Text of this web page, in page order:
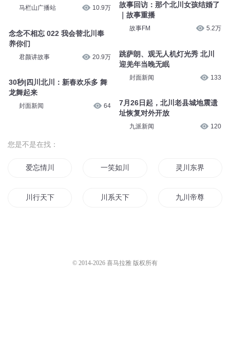
马栏山广播站 10.9万
念念不相忘 022 我会替北川奉
养你们
君颜讲故事 20.9万
30秒|四川北川：新春欢乐多 舞
龙舞起来
封面新闻 64
故事回访：那个北川女孩结婚了
｜故事重播
故事FM 5.2万
跳萨朗、观无人机灯光秀 北川
迎羌年当晚无眠
封面新闻 133
7月26日起，北川老县城地震遗
址恢复对外开放
九派新闻 120
您是不是在找：
爱忘情川 一笑如川 灵川东界
川行天下 川系天下 九川帝尊
© 2014-2026 喜马拉雅 版权所有